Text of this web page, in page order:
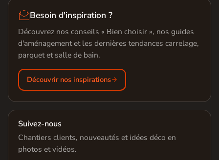
Besoin d'inspiration ?
Découvrez nos conseils « Bien choisir », nos guides
d'aménagement et les dernières tendances carrelage,
parquet et salle de bain.
Découvrir nos inspirations
Suivez-nous
Chantiers clients, nouveautés et idées déco en
photos et vidéos.